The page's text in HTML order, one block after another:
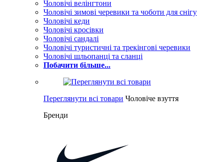
Чоловічі велінгтони
Чоловічі зимові черевики та чоботи для снігу
Чоловічі кеди
Чоловічі кросівки
Чоловічі сандалі
Чоловічі туристичні та трекінгові черевики
Чоловічі шльопанці та сланці
Побачити більше...
Переглянути всі товари Чоловіче взуття
Бренди